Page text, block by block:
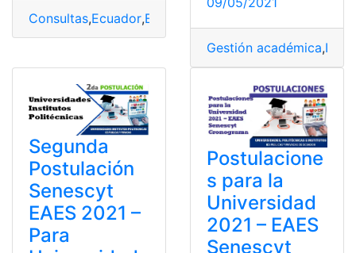
Consultas,Ecuador,Educación
Gestión académica,
Segunda
Postulación
Senescyt
EAES 2021 –
Para
Postulacione
s para la
Universidad
2021 – EAES
Senescyt